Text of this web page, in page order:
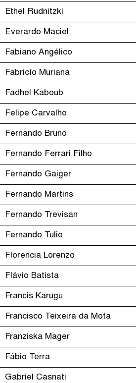
Ethel Rudnitzki
Everardo Maciel
Fabiano Angélico
Fabricío Muriana
Fadhel Kaboub
Felipe Carvalho
Fernando Bruno
Fernando Ferrari Filho
Fernando Gaiger
Fernando Martins
Fernando Trevisan
Fernando Tulio
Florencia Lorenzo
Flávio Batista
Francis Karugu
Francisco Teixeira da Mota
Franziska Mager
Fábio Terra
Gabriel Casnati